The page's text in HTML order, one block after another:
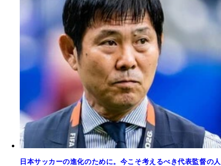
日本サッカーの進化のために。今こそ考えるべき代表監督の人